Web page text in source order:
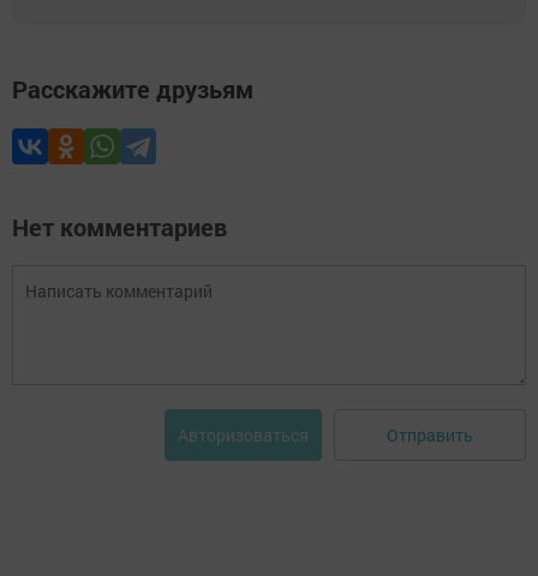
Расскажите друзьям
Нет комментариев
Авторизоваться Отправить